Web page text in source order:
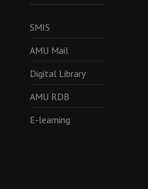
SMIS
AMU Mail
Digital Library
AMU RDB
E-learning